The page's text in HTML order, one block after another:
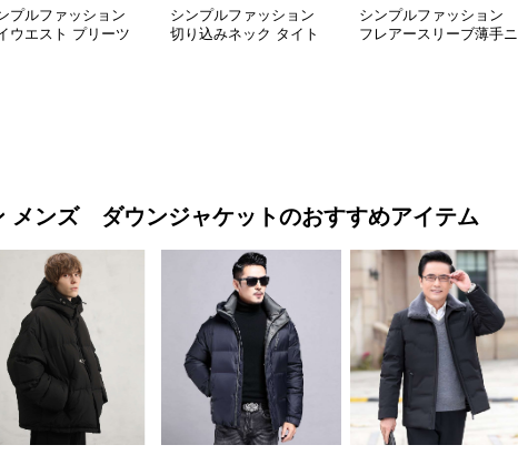
プルファッション
ウエスト プリーツ
シンプルファッション
切り込みネック タイト
シンプルファッション
フレアースリーブ薄手ニ
メンズ ダウンジャケットのおすすめアイテム